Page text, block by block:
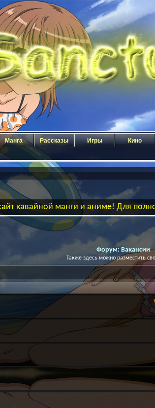
Манга Рассказы Игры Кино
кавайной манги и аниме! Для
Форум: Вакансии
Также здесь можно разместить